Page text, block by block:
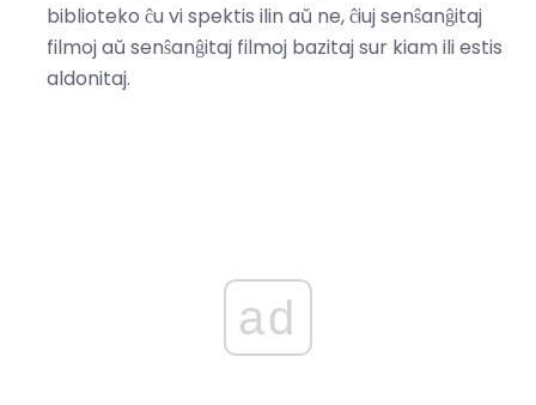
biblioteko ĉu vi spektis ilin aŭ ne, ĉiuj senŝanĝitaj
filmoj aŭ senŝanĝitaj filmoj bazitaj sur kiam ili estis
aldonitaj.
ad